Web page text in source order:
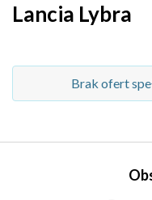
Lancia Lybra
Brak ofert